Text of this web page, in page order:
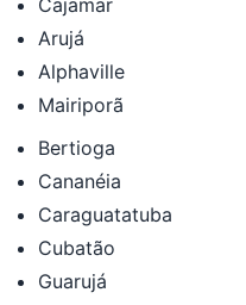
Cajamar
Arujá
Alphaville
Mairiporã
Bertioga
Cananéia
Caraguatatuba
Cubatão
Guarujá